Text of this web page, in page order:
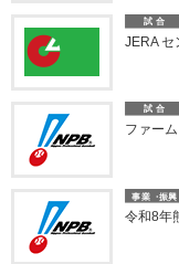
JERA セ
ファー
令和8年